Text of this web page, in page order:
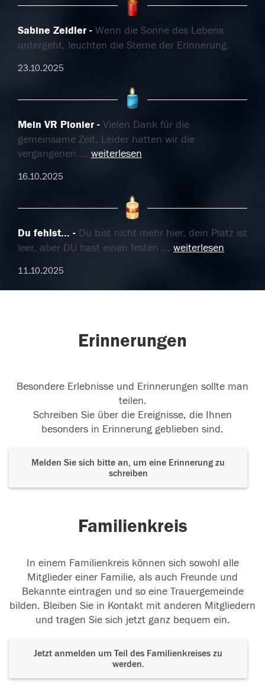
Sabine Zeidler
Wenn die Sonne des Lebens
untergeht, leuchten die Sterne der Erinnerung.
23.10.2025
Mein VR Pionier
Vielen Dank für die
gemeinsame Zeit. Leider hatten wir die
vergangenen ... weiterlesen
16.10.2025
Du fehlst...
Du bist nicht mehr hier, dein Platz ist
leer, aber DU hast einen festen ... weiterlesen
11.10.2025
Erinnerungen
Besondere Erlebnisse und Erinnerungen sollte man
teilen.
Schreiben Sie über die Ereignisse, die Ihnen
besonders in Erinnerung geblieben sind.
Melden Sie sich bitte an, um eine Erinnerung zu
schreiben
Familienkreis
In einem Familienkreis können sich sowohl alle
Mitglieder einer Familie, als auch Freunde und
Bekannte eintragen und so eine Trauergemeinde
bilden. Bleiben Sie in Kontakt mit anderen Mitgliedern
und tragen Sie sich jetzt ganz bequem ein.
Jetzt anmelden um Teil des Familienkreises zu
werden.